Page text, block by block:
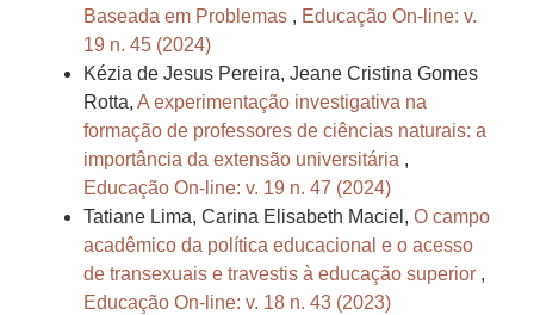
Baseada em Problemas , Educação On-line: v.
19 n. 45 (2024)
Kézia de Jesus Pereira, Jeane Cristina Gomes
Rotta, A experimentação investigativa na
formação de professores de ciências naturais: a
importância da extensão universitária ,
Educação On-line: v. 19 n. 47 (2024)
Tatiane Lima, Carina Elisabeth Maciel, O campo
acadêmico da política educacional e o acesso
de transexuais e travestis à educação superior ,
Educação On-line: v. 18 n. 43 (2023)